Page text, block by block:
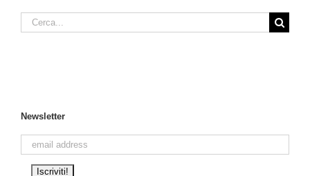
Cerca
per:
Newsletter